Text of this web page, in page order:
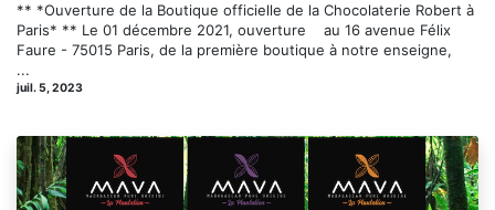
** *Ouverture de la Boutique officielle de la Chocolaterie Robert à
Paris* ** Le 01 décembre 2021, ouverture au 16 avenue Félix
Faure - 75015 Paris, de la première boutique à notre enseigne,
...
juil. 5, 2023